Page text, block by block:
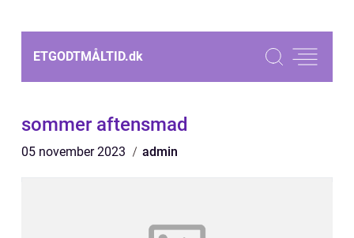
ETGODTMÅLTID.dk
sommer aftensmad
05 november 2023 admin